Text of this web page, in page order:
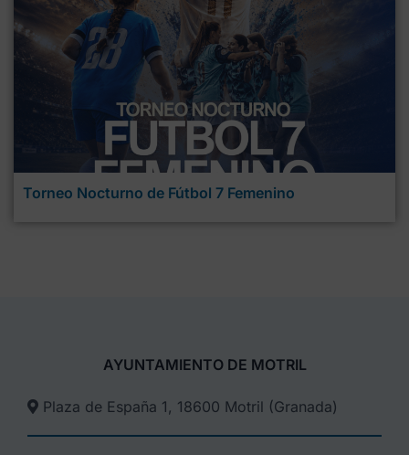
Torneo Nocturno de Fútbol 7 Femenino
AYUNTAMIENTO DE MOTRIL
Plaza de España 1, 18600 Motril (Granada)​